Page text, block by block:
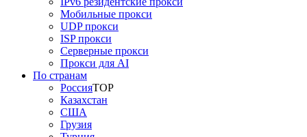
Мобильные прокси
UDP прокси
ISP прокси
Серверные прокси
Прокси для AI
По странам
РоссияTOP
Казахстан
США
Грузия